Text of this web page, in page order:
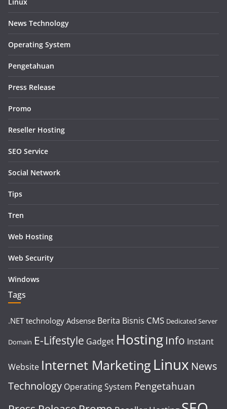
News Technology
Operating System
Pengetahuan
Press Release
Promo
Reseller Hosting
SEO Service
Social Network
Tips
Tren
Web Hosting
Web Security
Windows
Tags
.NET technology Adsense Berita Bisnis CMS Dedicated Server
Domain E-Lifestyle Gadget Hosting Info Instant
Website Internet Marketing Linux News
Technology Operating System Pengetahuan